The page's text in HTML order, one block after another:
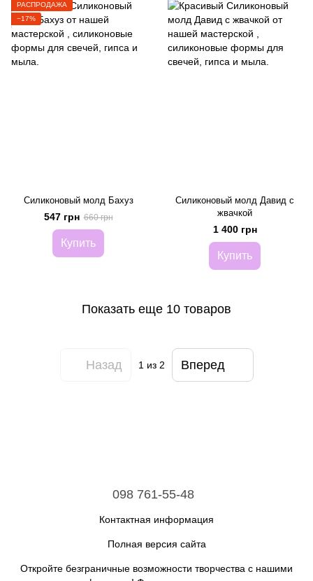
РАСПРОДАЖА
−17%
Силиконовый молд Бахуз
547 грн 660 грн
Купить
Силиконовый молд Давид с
жвачкой
1 400 грн
Купить
Показать еще 10 товаров
Назад 1из 2 Вперед
098 761-55-48
Контактная информация
Полная версия сайта
Откройте безграничные возможности творчества с нашими